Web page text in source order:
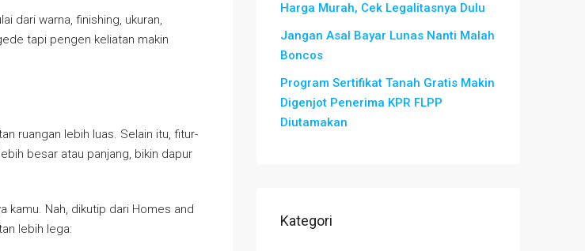
dari warna, finishing, ukuran,
tapi pengen keliatan makin
ruangan lebih luas. Selain itu, fitur-
besar atau panjang, bikin dapur
kamu. Nah, dikutip dari Homes and
lebih lega:
Harga Murah, Cek Legalitasnya Dulu
Jangan Asal Bayar Lunas Nanti Malah
Boncos
Program Sertifikat Tanah Gratis Makin
Digenjot Penerima KPR FLPP
Diutamakan
Kategori